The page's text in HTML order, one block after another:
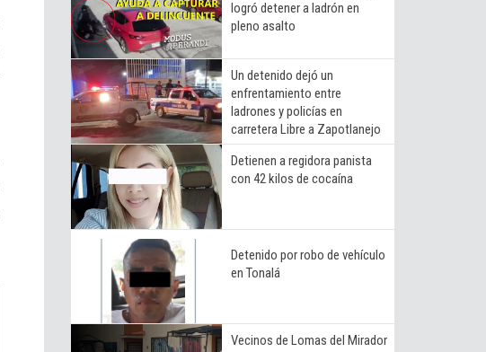
logró detener a ladrón en
pleno asalto
Un detenido dejó un
enfrentamiento entre
ladrones y policías en
carretera Libre a Zapotlanejo
Detienen a regidora panista
con 42 kilos de cocaína
Detenido por robo de vehículo
en Tonalá
Vecinos de Lomas del Mirador